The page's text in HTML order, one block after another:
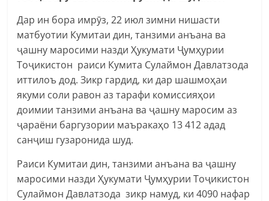
Дар ин бора имрӯз, 22 июл зимни нишасти
матбуотии Кумитаи дин, танзими анъана ва
ҷашну маросими назди Ҳукумати Ҷумҳурии
Тоҷикистон раиси Кумита Сулаймон Давлатзода
иттилоъ дод. Зикр гардид, ки дар шашмоҳаи
якуми соли равон аз тарафи комиссияҳои
доимии танзими анъана ва ҷашну маросим аз
ҷараёни баргузории маъракаҳо 13 412 адад
санҷиш гузаронида шуд.
Раиси Кумитаи дин, танзими анъана ва ҷашну
маросими назди Ҳукумати Ҷумҳурии Тоҷикистон
Сулаймон Давлатзода зикр намуд, ки 4090 нафар